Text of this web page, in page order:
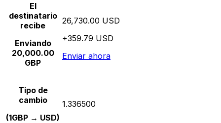
El
destinatario
recibe
Enviando
20,000.00
GBP
26,730.00 USD
+359.79 USD
Enviar ahora
Tipo de
cambio
(1GBP → USD)
1.336500